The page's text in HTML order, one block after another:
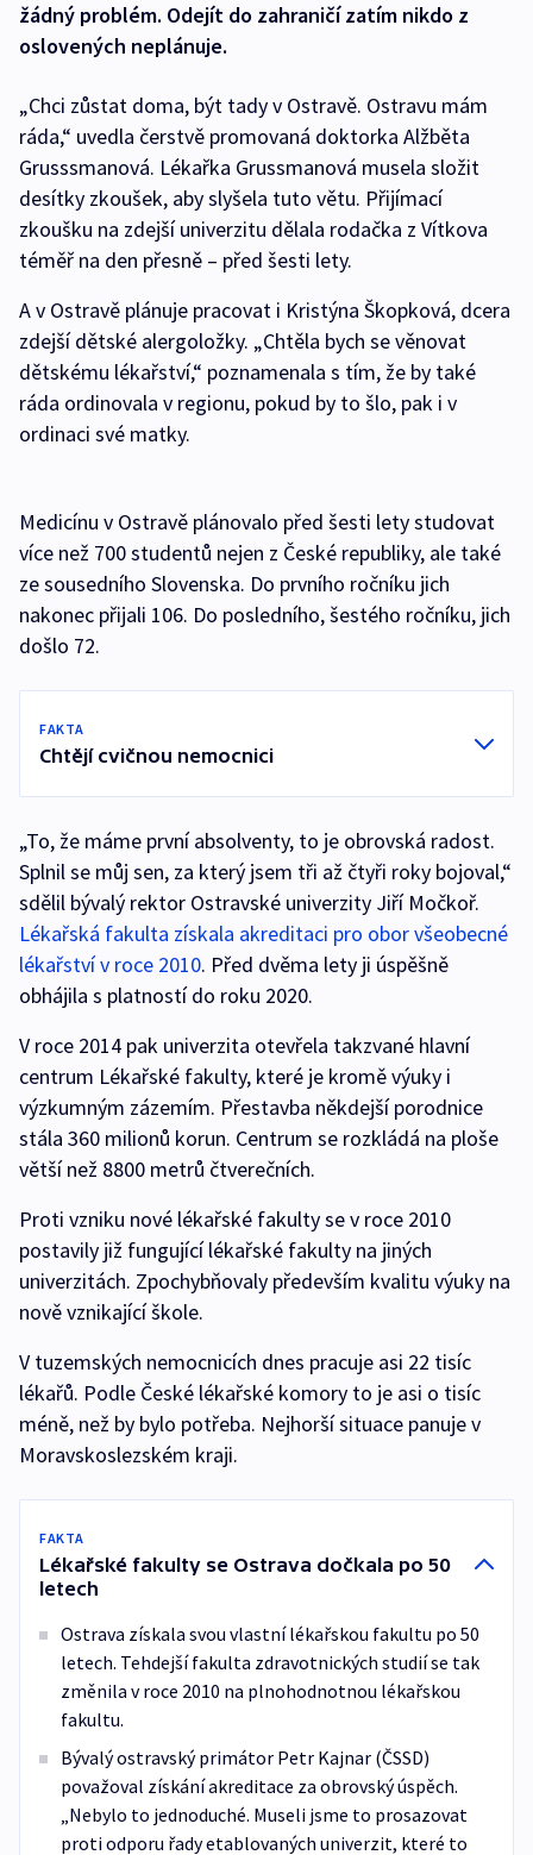
žádný problém. Odejít do zahraničí zatím nikdo z
oslovených neplánuje.
„Chci zůstat doma, být tady v Ostravě. Ostravu mám
ráda,“ uvedla čerstvě promovaná doktorka Alžběta
Grusssmanová. Lékařka Grussmanová musela složit
desítky zkoušek, aby slyšela tuto větu. Přijímací
zkoušku na zdejší univerzitu dělala rodačka z Vítkova
téměř na den přesně – před šesti lety.
A v Ostravě plánuje pracovat i Kristýna Škopková, dcera
zdejší dětské alergoložky. „Chtěla bych se věnovat
dětskému lékařství,“ poznamenala s tím, že by také
ráda ordinovala v regionu, pokud by to šlo, pak i v
ordinaci své matky.
Medicínu v Ostravě plánovalo před šesti lety studovat
více než 700 studentů nejen z České republiky, ale také
ze sousedního Slovenska. Do prvního ročníku jich
nakonec přijali 106. Do posledního, šestého ročníku, jich
došlo 72.
FAKTA
Chtějí cvičnou nemocnici
„To, že máme první absolventy, to je obrovská radost.
Splnil se můj sen, za který jsem tři až čtyři roky bojoval,“
sdělil bývalý rektor Ostravské univerzity Jiří Močkoř.
Lékařská fakulta získala akreditaci pro obor všeobecné
lékařství v roce 2010. Před dvěma lety ji úspěšně
obhájila s platností do roku 2020.
V roce 2014 pak univerzita otevřela takzvané hlavní
centrum Lékařské fakulty, které je kromě výuky i
výzkumným zázemím. Přestavba někdejší porodnice
stála 360 milionů korun. Centrum se rozkládá na ploše
větší než 8800 metrů čtverečních.
Proti vzniku nové lékařské fakulty se v roce 2010
postavily již fungující lékařské fakulty na jiných
univerzitách. Zpochybňovaly především kvalitu výuky na
nově vznikající škole.
V tuzemských nemocnicích dnes pracuje asi 22 tisíc
lékařů. Podle České lékařské komory to je asi o tisíc
méně, než by bylo potřeba. Nejhorší situace panuje v
Moravskoslezském kraji.
FAKTA
Lékařské fakulty se Ostrava dočkala po 50
letech
Ostrava získala svou vlastní lékařskou fakultu po 50
letech. Tehdejší fakulta zdravotnických studií se tak
změnila v roce 2010 na plnohodnotnou lékařskou
fakultu.
Bývalý ostravský primátor Petr Kajnar (ČSSD)
považoval získání akreditace za obrovský úspěch.
„Nebylo to jednoduché. Museli jsme to prosazovat
proti odporu řady etablovaných univerzit, které to